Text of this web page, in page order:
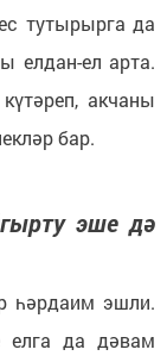
тутырырга да
елдан-ел арта.
акчаны
бар.
эше дә
һәрдаим эшли.
елга да дәвам